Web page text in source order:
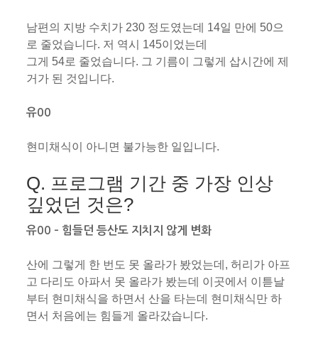
남편의 지방 수치가 230 정도였는데 14일 만에 50으
로 줄었습니다. 저 역시 145이었는데
그게 54로 줄었습니다. 그 기름이 그렇게 삽시간에 제
거가 된 것입니다.
유00
현미채식이 아니면 불가능한 일입니다.
Q. 프로그램 기간 중 가장 인상
깊었던 것은?
유00 – 힘들던 등산도 지치지 않게 변화
산에 그렇게 한 번도 못 올라가 봤었는데, 허리가 아프
고 다리도 아파서 못 올라가 봤는데 이곳에서 이튿날
부터 현미채식을 하면서 산을 타는데 현미채식만 하
면서 처음에는 힘들게 올라갔습니다.